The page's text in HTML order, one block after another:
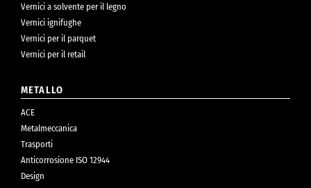
Vernici a solvente per il legno
Vernici ignifughe
Vernici per il parquet
Vernici per il retail
METALLO
ACE
Metalmeccanica
Trasporti
Anticorrosione ISO 12944
Design